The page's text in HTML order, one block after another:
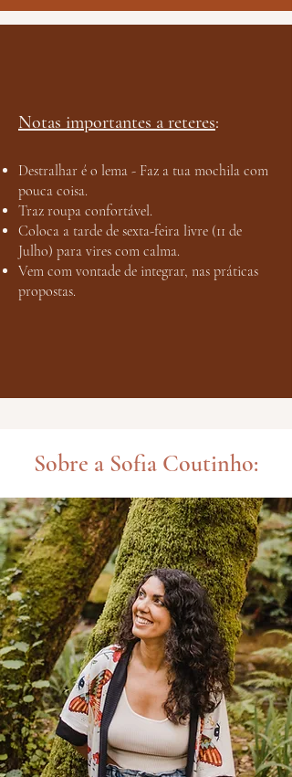
Notas importantes a reteres:
Destralhar é o lema - Faz a tua mochila com
pouca coisa.
Traz roupa confortável.
Coloca a tarde de sexta-feira livre (11 de
Julho) para vires com calma.
Vem com vontade de integrar, nas práticas
propostas.
Sobre a Sofia Coutinho: